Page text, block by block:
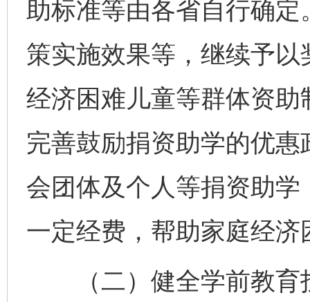
助标准等由各省自行确
策实施效果等，继续予
经济困难儿童等群体资
完善鼓励捐资助学的优
会团体及个人等捐资助
一定经费，帮助家庭经
（二）健全学前教育